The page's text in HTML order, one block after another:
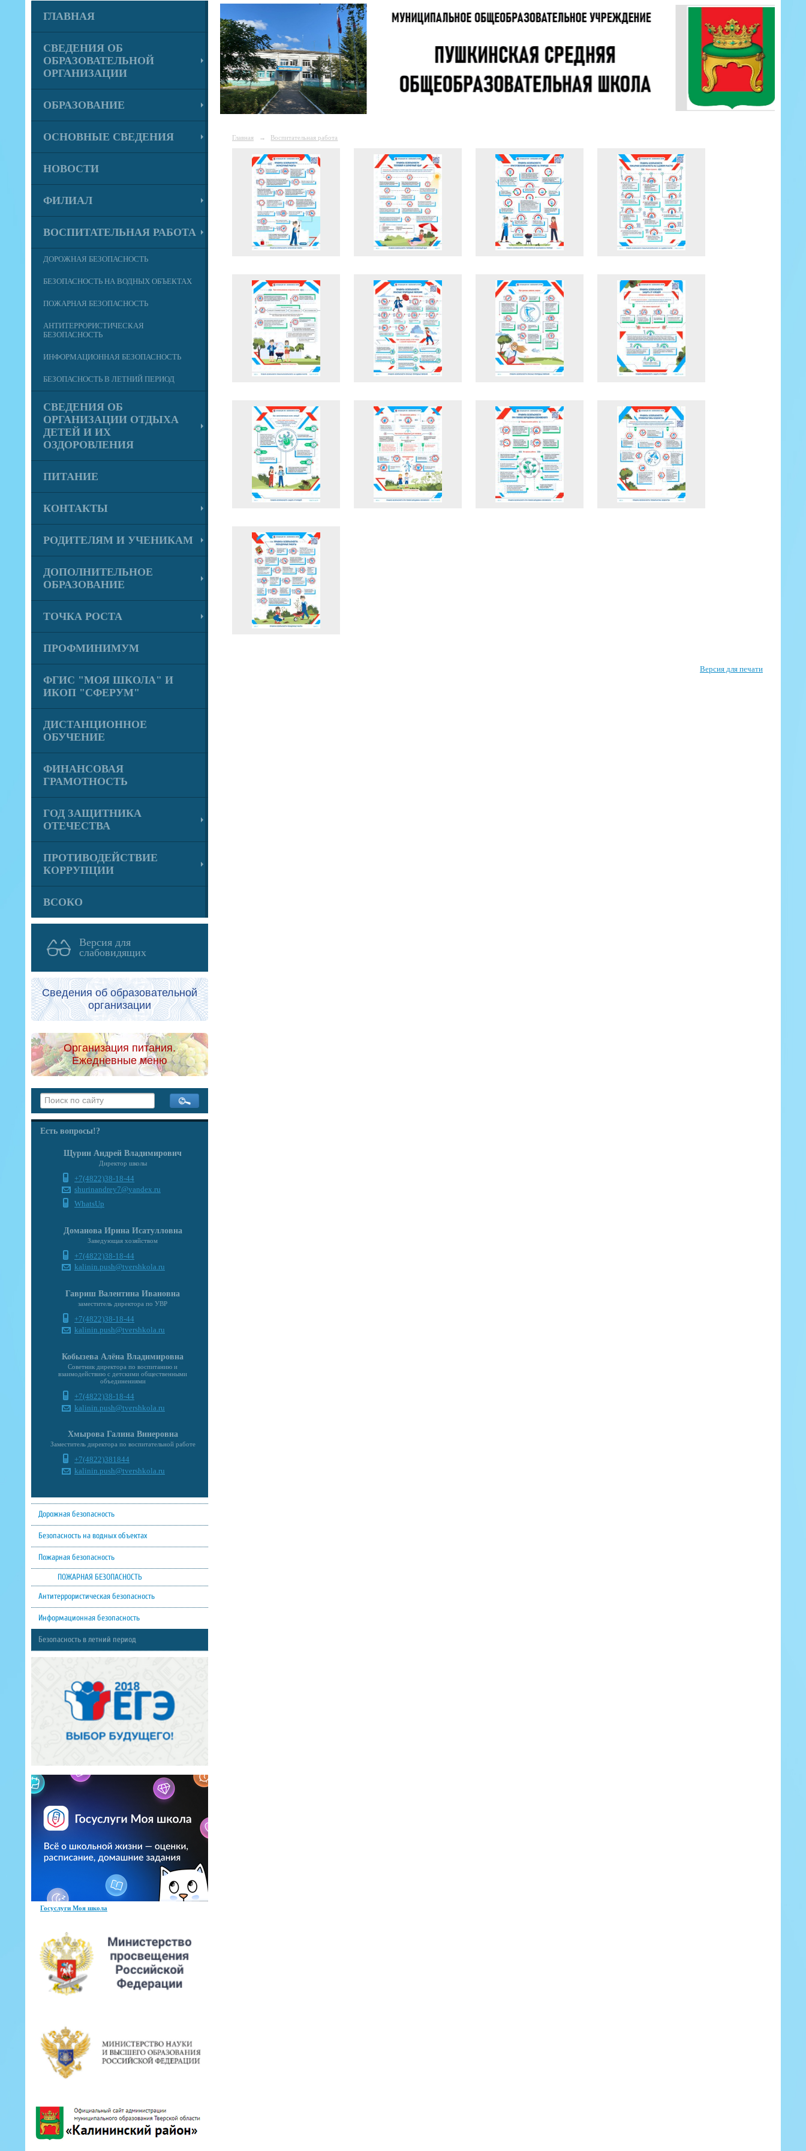
ГЛАВНАЯ
СВЕДЕНИЯ ОБ
ОБРАЗОВАТЕЛЬНОЙ
ОРГАНИЗАЦИИ
ОБРАЗОВАНИЕ
ОСНОВНЫЕ СВЕДЕНИЯ
НОВОСТИ
ФИЛИАЛ
ВОСПИТАТЕЛЬНАЯ РАБОТА
ДОРОЖНАЯ БЕЗОПАСНОСТЬ
БЕЗОПАСНОСТЬ НА ВОДНЫХ ОБЪЕКТАХ
ПОЖАРНАЯ БЕЗОПАСНОСТЬ
АНТИТЕРРОРИСТИЧЕСКАЯ
БЕЗОПАСНОСТЬ
ИНФОРМАЦИОННАЯ БЕЗОПАСНОСТЬ
БЕЗОПАСНОСТЬ В ЛЕТНИЙ ПЕРИОД
СВЕДЕНИЯ ОБ
ОРГАНИЗАЦИИ ОТДЫХА
ДЕТЕЙ И ИХ
ОЗДОРОВЛЕНИЯ
ПИТАНИЕ
КОНТАКТЫ
РОДИТЕЛЯМ И УЧЕНИКАМ
ДОПОЛНИТЕЛЬНОЕ
ОБРАЗОВАНИЕ
ТОЧКА РОСТА
ПРОФМИНИМУМ
ФГИС "МОЯ ШКОЛА" И
ИКОП "СФЕРУМ"
ДИСТАНЦИОННОЕ
ОБУЧЕНИЕ
ФИНАНСОВАЯ
ГРАМОТНОСТЬ
ГОД ЗАЩИТНИКА
ОТЕЧЕСТВА
ПРОТИВОДЕЙСТВИЕ
КОРРУПЦИИ
ВСОКО
Версия для
слабовидящих
Сведения об образовательной
организации
Организация питания.
Ежедневные меню
Есть вопросы!?
Щурин Андрей Владимирович
Директор школы
+7(4822)38-18-44
shurinandrey7@yandex.ru
WhatsUp
Доманова Ирина Исатулловна
Заведующая хозяйством
+7(4822)38-18-44
kalinin.push@tvershkola.ru
Гавриш Валентина Ивановна
заместитель директора по УВР
+7(4822)38-18-44
kalinin.push@tvershkola.ru
Кобызева Алёна Владимировна
Советник директора по воспитанию и
взаимодействию с детскими общественными
объединениями
+7(4822)38-18-44
kalinin.push@tvershkola.ru
Хмырова Галина Винеровна
Заместитель директора по воспитательной работе
+7(4822)381844
kalinin.push@tvershkola.ru
Дорожная безопасность
Безопасность на водных объектах
Пожарная безопасность
ПОЖАРНАЯ БЕЗОПАСНОСТЬ
Антитеррористическая безопасность
Информационная безопасность
Безопасность в летний период
Госуслуги Моя школа
Главная → Воспитательная работа
Версия для печати